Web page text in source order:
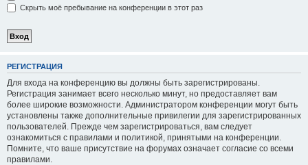
Скрыть моё пребывание на конференции в этот раз
РЕГИСТРАЦИЯ
Для входа на конференцию вы должны быть зарегистрированы.
Регистрация занимает всего несколько минут, но предоставляет вам
более широкие возможности. Администратором конференции могут быть
установлены также дополнительные привилегии для зарегистрированных
пользователей. Прежде чем зарегистрироваться, вам следует
ознакомиться с правилами и политикой, принятыми на конференции.
Помните, что ваше присутствие на форумах означает согласие со всеми
правилами.